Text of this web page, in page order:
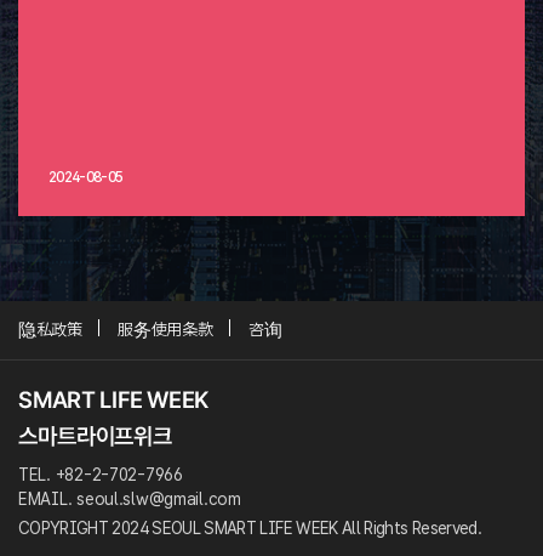
2024-08-05
隐私政策 服务使用条款 咨询
TEL. +82-2-702-7966
EMAIL. seoul.slw@gmail.com
COPYRIGHT 2024 SEOUL SMART LIFE WEEK All Rights Reserved.